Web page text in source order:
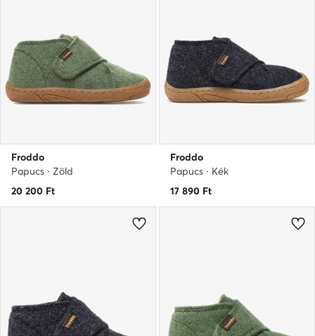
Froddo
Papucs · Zöld
20 200 Ft
Froddo
Papucs · Kék
17 890 Ft